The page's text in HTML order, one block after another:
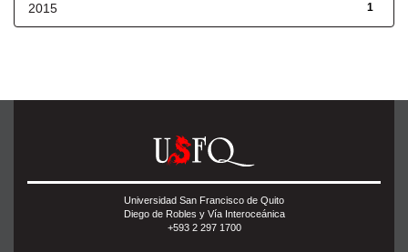
1
2015
Universidad San Francisco de Quito
Diego de Robles y Vía Interoceánica
+593 2 297 1700